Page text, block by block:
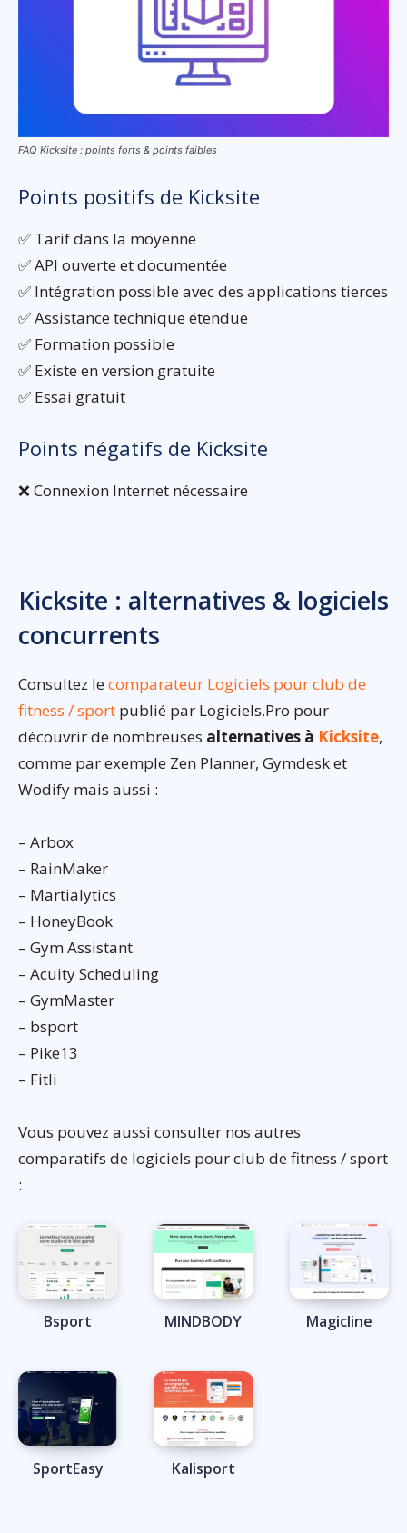
FAQ Kicksite : points forts & points faibles
Points positifs de Kicksite
✅ Tarif dans la moyenne
✅ API ouverte et documentée
✅ Intégration possible avec des applications tierces
✅ Assistance technique étendue
✅ Formation possible
✅ Existe en version gratuite
✅ Essai gratuit
Points négatifs de Kicksite
❌ Connexion Internet nécessaire
Kicksite : alternatives & logiciels
concurrents
Consultez lecomparateur Logiciels pour club de
fitness / sport publié par Logiciels.Pro pour
découvrir de nombreuses alternatives à Kicksite,
comme par exemple Zen Planner, Gymdesk et
Wodify mais aussi :
– Arbox
– RainMaker
– Martialytics
– HoneyBook
– Gym Assistant
– Acuity Scheduling
– GymMaster
– bsport
– Pike13
– Fitli
Vous pouvez aussi consulter nos autres
comparatifs de logiciels pour club de fitness / sport
:
Bsport MINDBODY Magicline
SportEasy Kalisport